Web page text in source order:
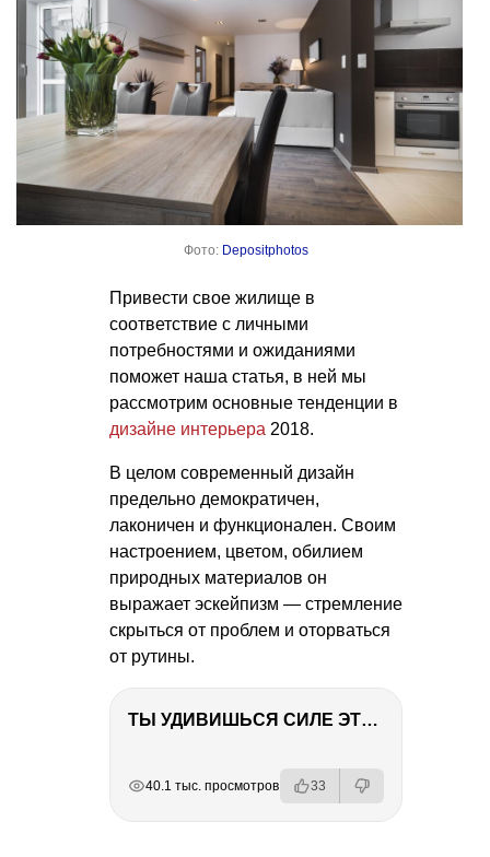
Фото: Depositphotos
Привести свое жилище в
соответствие с личными
потребностями и ожиданиями
поможет наша статья, в ней мы
рассмотрим основные тенденции в
дизайне интерьера 2018.
В целом современный дизайн
предельно демократичен,
лаконичен и функционален. Своим
настроением, цветом, обилием
природных материалов он
выражает эскейпизм — стремление
скрыться от проблем и оторваться
от рутины.
ТЫ УДИВИШЬСЯ СИЛЕ ЭТО ЧЕЛОВЕКА! Блог о нашей поездке в Вышний Волочек
40.1 тыс. просмотров 33